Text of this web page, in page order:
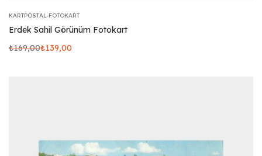
KARTPOSTAL-FOTOKART
Erdek Sahil Görünüm Fotokart
₺169,00₺139,00